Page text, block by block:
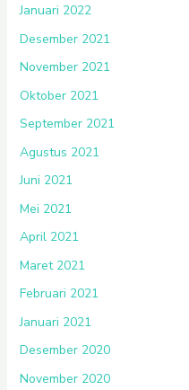
Januari 2022
Desember 2021
November 2021
Oktober 2021
September 2021
Agustus 2021
Juni 2021
Mei 2021
April 2021
Maret 2021
Februari 2021
Januari 2021
Desember 2020
November 2020